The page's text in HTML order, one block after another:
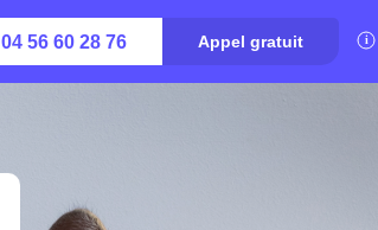
04 56 60 28 76 Appel gratuit